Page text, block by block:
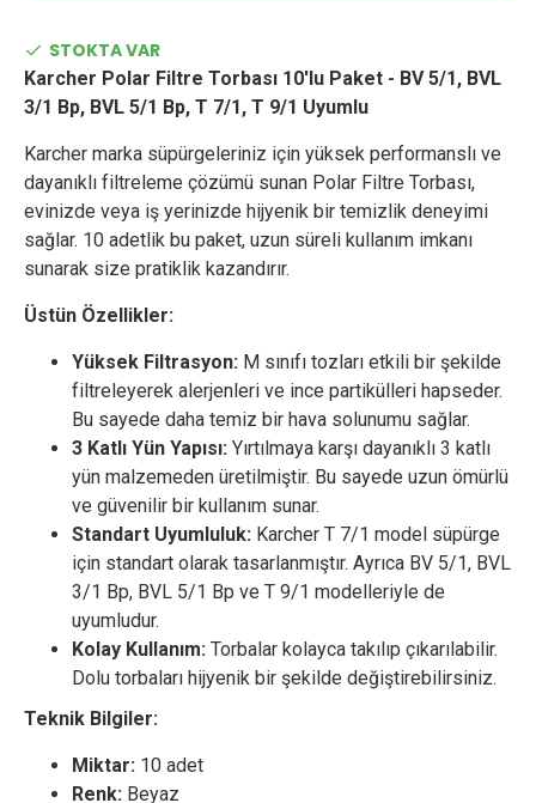
STOKTA VAR
Karcher Polar Filtre Torbası 10'lu Paket - BV 5/1, BVL
3/1 Bp, BVL 5/1 Bp, T 7/1, T 9/1 Uyumlu
Karcher marka süpürgeleriniz için yüksek performanslı ve
dayanıklı filtreleme çözümü sunan Polar Filtre Torbası,
evinizde veya iş yerinizde hijyenik bir temizlik deneyimi
sağlar. 10 adetlik bu paket, uzun süreli kullanım imkanı
sunarak size pratiklik kazandırır.
Üstün Özellikler:
Yüksek Filtrasyon: M sınıfı tozları etkili bir şekilde
filtreleyerek alerjenleri ve ince partikülleri hapseder.
Bu sayede daha temiz bir hava solunumu sağlar.
3 Katlı Yün Yapısı: Yırtılmaya karşı dayanıklı 3 katlı
yün malzemeden üretilmiştir. Bu sayede uzun ömürlü
ve güvenilir bir kullanım sunar.
Standart Uyumluluk: Karcher T 7/1 model süpürge
için standart olarak tasarlanmıştır. Ayrıca BV 5/1, BVL
3/1 Bp, BVL 5/1 Bp ve T 9/1 modelleriyle de
uyumludur.
Kolay Kullanım: Torbalar kolayca takılıp çıkarılabilir.
Dolu torbaları hijyenik bir şekilde değiştirebilirsiniz.
Teknik Bilgiler:
Miktar: 10 adet
Renk: Beyaz